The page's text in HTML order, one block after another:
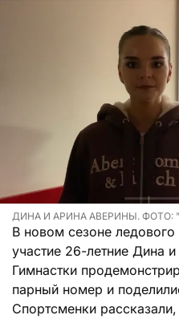
ДИНА И АРИНА АВЕРИНЫ. ФОТО:
В новом сезоне
участие 26-летние Дина
Гимнастки
парный номер и
Спортсменки